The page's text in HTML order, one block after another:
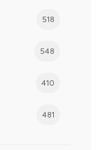
518
548
410
481